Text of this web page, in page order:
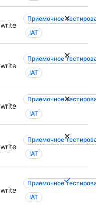
write
Приемочное
IAT
write
Приемочное
IAT
write
Приемочное
IAT
write
Приемочное
IAT
write
Приемочное
IAT
Т
р